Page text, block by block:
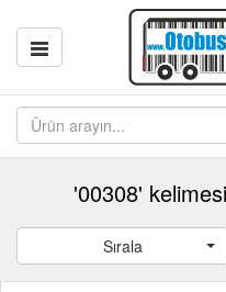
'00308'
Sırala